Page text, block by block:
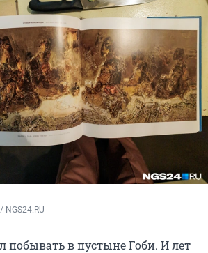
побывать в пустыне Гоби. И лет